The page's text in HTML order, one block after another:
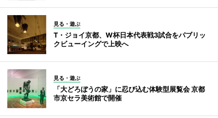
見る・遊ぶ
T・ジョイ京都、W杯日本代表戦3試合をパブリッ
クビューイングで上映へ
見る・遊ぶ
「大どろぼうの家」に忍び込む体験型展覧会 京都
市京セラ美術館で開催